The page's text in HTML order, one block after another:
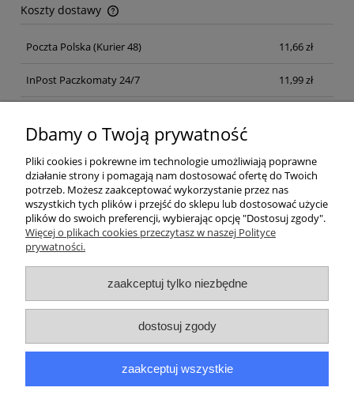
Koszty dostawy
Cena nie zawiera ewentualnych kosztów płatności
Poczta Polska (Kurier 48) 11,66 zł
InPost Paczkomaty 24/7 11,99 zł
Pomoc
Moje konto
Płatności i dostawa
Informacje
O nas
Dbamy o Twoją prywatność
Pliki cookies i pokrewne im technologie umożliwiają poprawne
działanie strony i pomagają nam dostosować ofertę do Twoich
potrzeb. Możesz zaakceptować wykorzystanie przez nas
wszystkich tych plików i przejść do sklepu lub dostosować użycie
plików do swoich preferencji, wybierając opcję "Dostosuj zgody".
Więcej o plikach cookies przeczytasz w naszej Polityce
prywatności.
zaakceptuj tylko niezbędne
dostosuj zgody
zaakceptuj wszystkie